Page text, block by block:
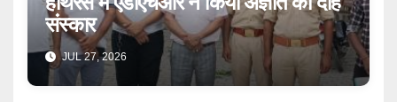
संस्कार
JUL 27, 2026